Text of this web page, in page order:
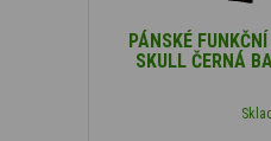
PÁNSKÉ
SKULL ČERNÁ